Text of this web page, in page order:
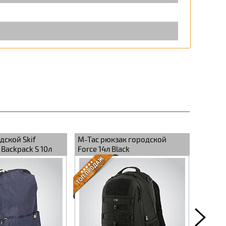
Skif
S 10л
M-Tac рюкзак городской
Force 14л Black